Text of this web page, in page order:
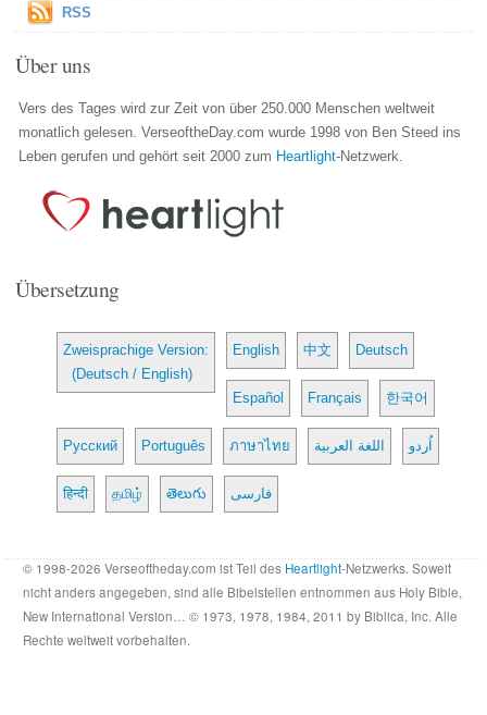
RSS
Über uns
Vers des Tages wird zur Zeit von über 250.000 Menschen weltweit
monatlich gelesen. VerseoftheDay.com wurde 1998 von Ben Steed ins
Leben gerufen und gehört seit 2000 zum Heartlight-Netzwerk.
Übersetzung
Zweisprachige Version:
(Deutsch / English)
English 中文 Deutsch
Español Français 한국어
Русский Português ภาษาไทย اللغة العربية اُردو
हिन्दी தமிழ் తెలుగు فارسی
© 1998-2026 Verseoftheday.com ist Teil des Heartlight-Netzwerks. Soweit
nicht anders angegeben, sind alle Bibelstellen entnommen aus Holy Bible,
New International Version… © 1973, 1978, 1984, 2011 by Biblica, Inc. Alle
Rechte weltweit vorbehalten.